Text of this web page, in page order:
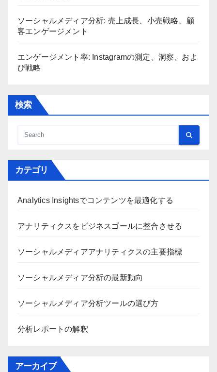
ソーシャルメディア分析: 売上成長、小売戦略、顧
客エンゲージメント
エンゲージメント率: Instagramの測定、洞察、およ
び戦略
検索
カテゴリ
Analytics Insightsでコンテンツを最適化する
アナリティクスをビジネスゴールに整合させる
ソーシャルメディアアナリティクスの主要指標
ソーシャルメディア分析の最新動向
ソーシャルメディア分析ツールの選び方
分析レポートの解釈
アーカイブ